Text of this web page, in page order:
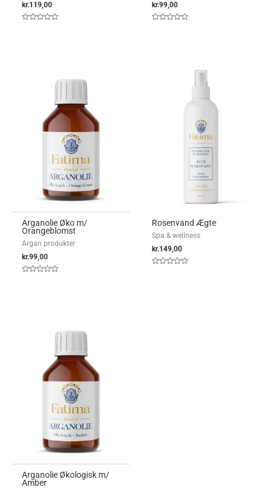
kr.119,00
kr.99,00
Arganolie Øko m/
Orangeblomst
Argan produkter
kr.99,00
Rosenvand Ægte
Spa & wellness
kr.149,00
Arganolie Økologisk m/
Amber